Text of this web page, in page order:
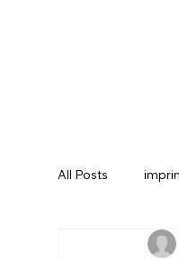
All Posts
CREALITY